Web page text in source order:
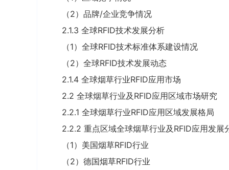
（2）品牌/企业竞争情况
2.1.3 全球RFID技术发展分析
（1）全球RFID技术标准体系建设情况
（2）全球RFID技术发展动态
2.1.4 全球烟草行业RFID应用市场
2.2 全球烟草行业及RFID应用区域市场研究
2.2.1 全球烟草行业RFID应用区域发展格局
2.2.2 重点区域全球烟草行业及RFID应用发展
（1）美国烟草RFID行业
（2）德国烟草RFID行业